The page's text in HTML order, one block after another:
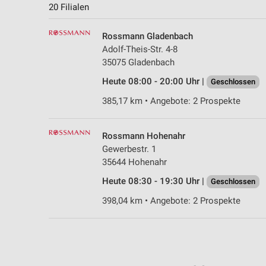
20 Filialen
Rossmann Gladenbach
Adolf-Theis-Str. 4-8
35075 Gladenbach
Heute 08:00 - 20:00 Uhr |
Geschlossen
385,17 km • Angebote: 2 Prospekte
Rossmann Hohenahr
Gewerbestr. 1
35644 Hohenahr
Heute 08:30 - 19:30 Uhr |
Geschlossen
398,04 km • Angebote: 2 Prospekte